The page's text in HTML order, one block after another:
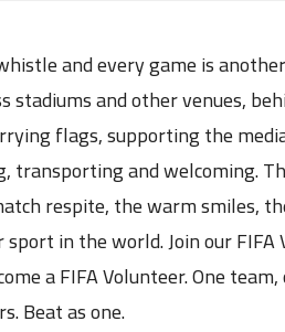
and every game is
and other venues,
flags, supporting the
transporting and welcoming.
respite, the warm smiles,
in the world. Join our FIFA
a FIFA Volunteer. One
Beat as one.